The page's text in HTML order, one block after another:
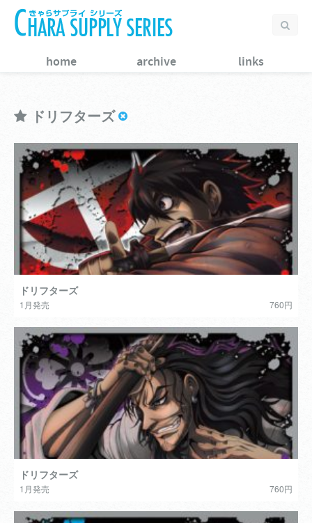
home archive links
ドリフターズ
ドリフターズ
1月発売 760円
ドリフターズ
1月発売 760円